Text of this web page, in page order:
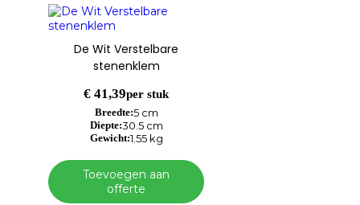
De Wit Verstelbare
stenenklem
€ 41,39per stuk
Breedte:5 cm
Diepte:30.5 cm
Gewicht:1.55 kg
Toevoegen aan
offerte